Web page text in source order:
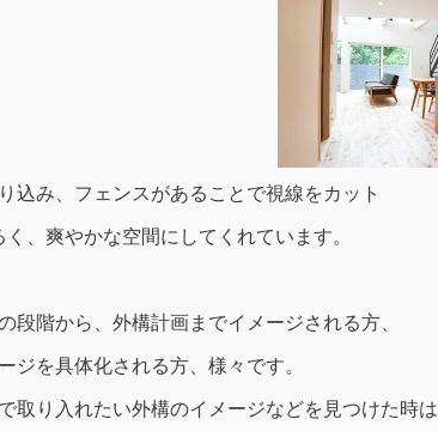
込み、フェンスがあることで視線をカット
く、爽やかな空間にしてくれています。
段階から、外構計画までイメージされる方、
ジを具体化される方、様々です。
取り入れたい外構のイメージなどを見つけた時は